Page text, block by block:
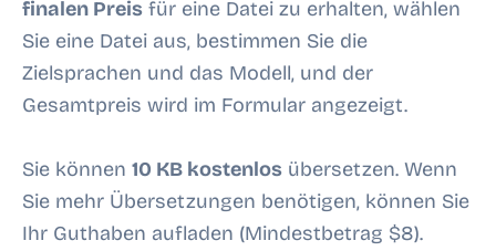
finalen Preis für eine Datei zu erhalten, wählen
Sie eine Datei aus, bestimmen Sie die
Zielsprachen und das Modell, und der
Gesamtpreis wird im Formular angezeigt.
Sie können 10 KB kostenlos übersetzen. Wenn
Sie mehr Übersetzungen benötigen, können Sie
Ihr Guthaben aufladen (Mindestbetrag $8).